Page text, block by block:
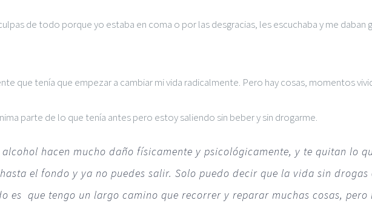
de todo porque yo estaba en coma o por las desgracias, les escuchaba y me daban
que tenía que empezar a cambiar mi vida radicalmente. Pero hay cosas, momentos
parte de lo que tenía antes pero estoy saliendo sin beber y sin drogarme.
hacen mucho daño físicamente y psicológicamente, y te quitan lo
el fondo y ya no puedes salir. Solo puedo decir que la vida sin drogas
es que tengo un largo camino que recorrer y reparar muchas cosas, pero